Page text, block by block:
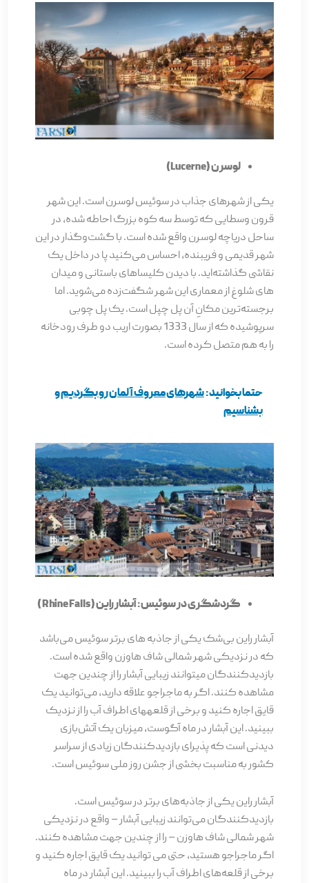
لوسرن (Lucerne)
یکی از شهرهای جذاب در سوئیس لوسرن است. این شهر
قرون وسطایی که توسط سه کوه بزرگ احاطه شده، در
ساحل دریاچه لوسرن واقع شده است. با گشت‌وگذار در این
شهر قدیمی و فریبنده، احساس می­‌کنید پا در داخل یک
نقاشی گذاشته‌­اید. با دیدن کلیساهای باستانی و میدان­‌
های شلوغ از معماری این شهر شگفت‌زده می‌­شوید. اما
برجسته‌ترین مکانِ آن پل چپل است. یک پل چوبی
سرپوشیده که از سال 1333 بصورت اریب دو طرف رودخانه
را به هم متصل کرده است.
حتما بخوانید:شهرهای معروف آلمان رو بگردیم و
بشناسیم
گردشگری در سوئیس: آبشار راین ( Rhine Falls )
آبشار راین بی‌شک یکی از جاذبه های برتر سوئیس می‌باشد
که در نزدیکی شهر شمالی شاف هاوزن واقع شده است.
بازدیدکنندگان می­توانند زیبایی آبشار را از چندین جهت
مشاهده کنند. اگر به ماجراجو علاقه دارید، می‌توانید یک
قایق اجاره کنید و برخی از قلعه­های اطراف آب را از نزدیک
ببینید. این آبشار در ماه آگوست، میزبان یک آتش‌بازی
دیدنی است که پذیرای بازدیدکنندگان زیادی از سراسر
کشور به مناسبت بخشی از جشن روز ملی سوئیس است.
آبشار راین یکی از جاذبه­‌های برتر در سوئیس است.
بازدیدکنندگان می­‌توانند زیبایی آبشار – واقع در نزدیکی
شهر شمالی شاف هاوزن – را از چندین جهت مشاهده کنند.
اگر ماجراجو هستید، حتی می توانید یک قایق اجاره کنید و
برخی از قلعه­‌های اطراف آب را ببینید. این آبشار در ماه